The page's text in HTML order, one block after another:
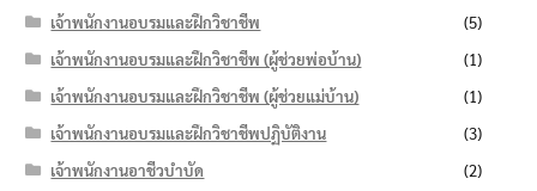
เจ้าพนักงานอบรมและฝึกวิชาชีพ
(5)
เจ้าพนักงานอบรมและฝึกวิชาชีพ (ผู้ช่วยพ่อบ้าน)
(1)
เจ้าพนักงานอบรมและฝึกวิชาชีพ (ผู้ช่วยแม่บ้าน)
(1)
เจ้าพนักงานอบรมและฝึกวิชาชีพปฏิบัติงาน
(3)
เจ้าพนักงานอาชีวบำบัด
(2)